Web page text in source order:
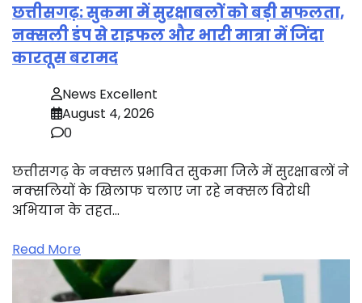
छत्तीसगढ़: सुकमा में सुरक्षाबलों को बड़ी सफलता,
नक्सली डंप से राइफल और भारी मात्रा में जिंदा
कारतूस बरामद
News Excellent
August 4, 2026
0
छत्तीसगढ़ के नक्सल प्रभावित सुकमा जिले में सुरक्षाबलों ने
नक्सलियों के खिलाफ चलाए जा रहे नक्सल विरोधी
अभियान के तहत…
Read More